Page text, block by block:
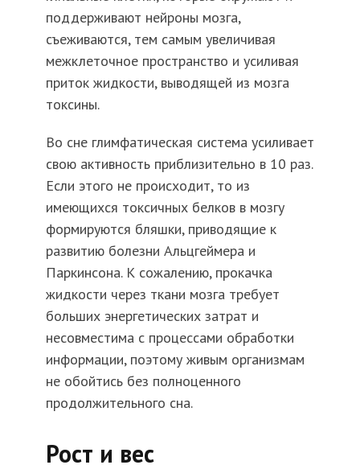
поддерживают нейроны мозга,
съеживаются, тем самым увеличивая
межклеточное пространство и усиливая
приток жидкости, выводящей из мозга
токсины.
Во сне глимфатическая система усиливает
свою активность приблизительно в 10 раз.
Если этого не происходит, то из
имеющихся токсичных белков в мозгу
формируются бляшки, приводящие к
развитию болезни Альцгеймера и
Паркинсона. К сожалению, прокачка
жидкости через ткани мозга требует
больших энергетических затрат и
несовместима с процессами обработки
информации, поэтому живым организмам
не обойтись без полноценного
продолжительного сна.
Рост и вес